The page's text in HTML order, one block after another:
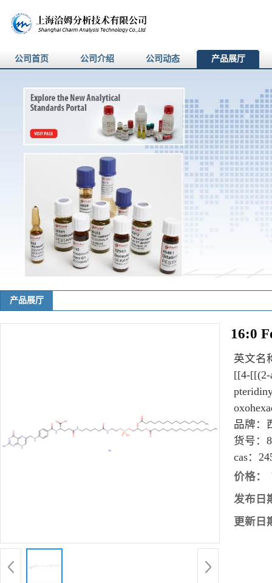
公司首页 公司介绍 公司动态 产品展厅
产品展厅
16:0
英文名
[[4-[[(2-
品牌：
货号：
cas：
价格：
发布日
更新日